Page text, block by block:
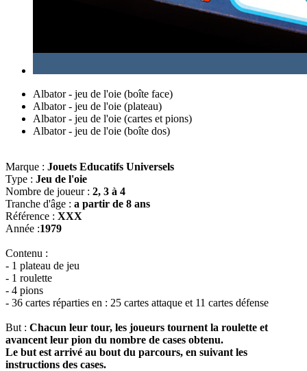
Albator - jeu de l'oie (boîte face)
Albator - jeu de l'oie (plateau)
Albator - jeu de l'oie (cartes et pions)
Albator - jeu de l'oie (boîte dos)
Marque : Jouets Educatifs Universels
Type : Jeu de l'oie
Nombre de joueur : 2, 3 à 4
Tranche d'âge : a partir de 8 ans
Référence : XXX
Année :1979
Contenu :
- 1 plateau de jeu
- 1 roulette
- 4 pions
- 36 cartes réparties en : 25 cartes attaque et 11 cartes défense
But : Chacun leur tour, les joueurs tournent la roulette et
avancent leur pion du nombre de cases obtenu.
Le but est arrivé au bout du parcours, en suivant les
instructions des cases.